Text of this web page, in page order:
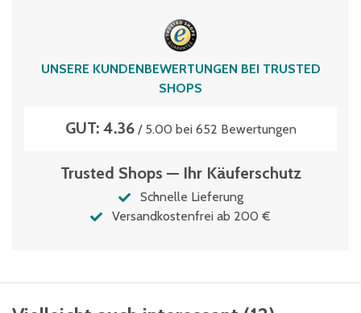
UNSERE KUNDENBEWERTUNGEN BEI TRUSTED
SHOPS
GUT: 4.36/ 5.00 bei 652 Bewertungen
Trusted Shops — Ihr Käuferschutz
Schnelle Lieferung
Versandkostenfrei ab 200 €